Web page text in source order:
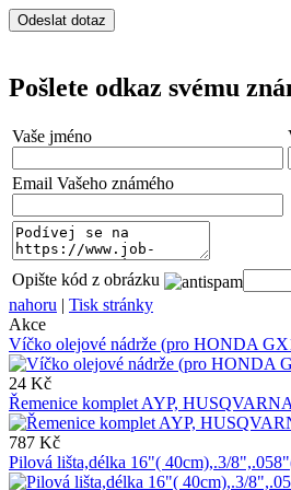
Pošlete odkaz svému
Vaše jméno
Email Vašeho známého
Opište kód z obrázku
nahoru | Tisk stránky
Akce
Víčko olejové nádrže (pro HONDA
24 Kč
Řemenice komplet AYP,
787 Kč
Pilová lišta,délka 16"( 40cm),.3/